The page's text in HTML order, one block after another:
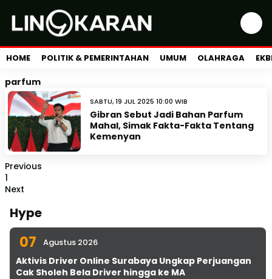
HOME POLITIK & PEMERINTAHAN UMUM OLAHRAGA
parfum
SABTU, 19 JUL 2025 10:00 WIB
Gibran Sebut Jadi Bahan Parfum
Mahal, Simak Fakta-Fakta Tentang
Kemenyan
Previous
1
Next
Hype
07 Agustus 2026
Aktivis Driver Online Surabaya Ungkap Perjuangan
Cak Sholeh Bela Driver hingga ke MA